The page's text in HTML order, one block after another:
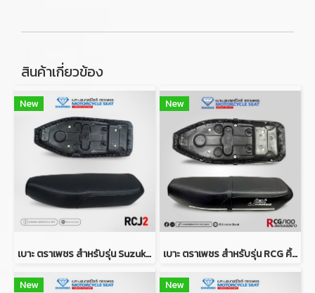
สินค้าเกี่ยวข้อง
New
เบาะ ตราเพชร สำหรับรุ่น Suzuki RCJ2
New
เบาะ ตราเพชร สำหรับรุ่น RCG คิ้วสแตนเลสแบบยาว
New New